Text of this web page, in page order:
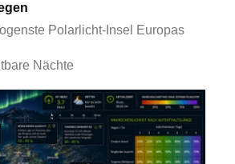
Polarlicht-Insel Europas
Nächte